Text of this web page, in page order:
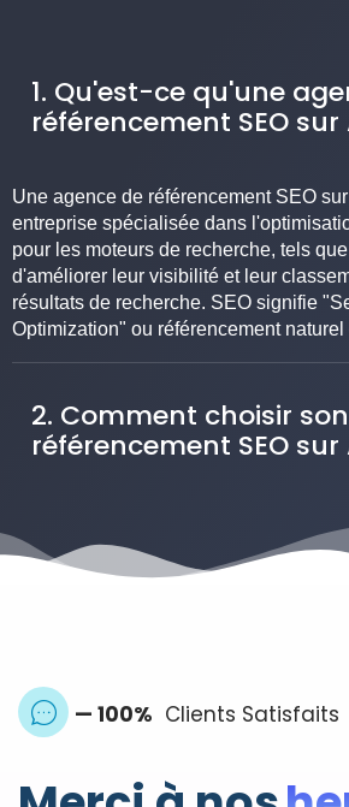
1. Qu'est-ce qu'une
référencement SEO
Une agence de référencement SEO
entreprise spécialisée dans
pour les moteurs de recherche, tels
d'améliorer leur visibilité et leur
résultats de recherche. SEO signifie
Optimization" ou référencement naturel
2. Comment choisir
référencement SEO
— 100% Clients Satisfaits